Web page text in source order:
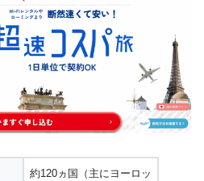
約120ヵ国（主にヨーロッ